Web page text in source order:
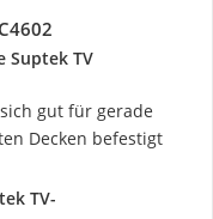
Suptek TV
gut für gerade
Decken befestigt
TV-